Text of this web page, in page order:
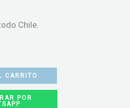
Chile.
CARRITO
POR